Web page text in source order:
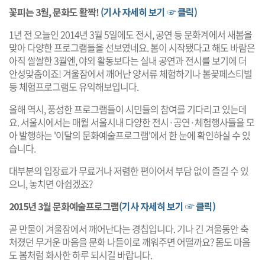
꽃피는 3월, 문화도 활짝!(기사 자세히 보기 ☞ 클릭)
1년 전 오늘인 2014년 3월 5일에도 전시, 공연 등 문화계에서 새봄을
맞아 다양한 프로그램들을 선보였네요. 봄이 시작됐다고 해도 바람은
아직 쌀쌀한 3월엔, 야외 활동보다는 실내 공연과 전시를 보기에 더
안성맞춤이죠! 겨울잠에서 깨어난 양서류 체험하기나 봄꽃페스티벌
등 체험프로그램도 유익해보입니다.
올해 역시, 풍성한 프로그램들이 시민들의 참여를 기다리고 있는데
요. 서울시에서는 매월 서울시내 다양한 전시·공연·체험행사들을 모
아 발행하는 '이달의 문화예술프로그램'에서 한 눈에 확인하실 수 있
습니다.
대부분의 입장료가 무료거나 저렴한 편이어서 부담 없이 즐길 수 있
으니, 놓치면 아쉽겠죠?
2015년 3월 문화예술프로그램(기사 자세히 보기 ☞ 클릭)
곧 만물이 겨울잠에서 깨어난다는 경칩입니다. 기나 긴 겨울동안 축
처졌던 무거운 마음을 문화 나들이로 깨워주면 어떨까요? 몸도 마음
도 봄처럼 화사한 하루 되시길 바랍니다.